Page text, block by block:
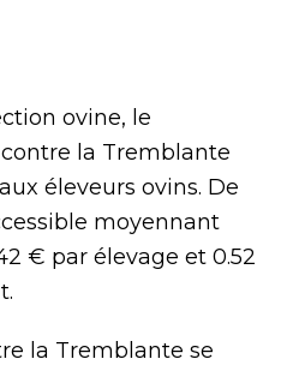
ovine, le
la Tremblante
éleveurs ovins. De
moyennant
€ par élevage et 0.52
la Tremblante se